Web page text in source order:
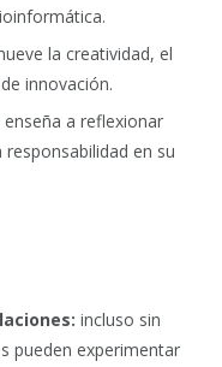
la creatividad, el
innovación.
enseña a reflexionar
en su
incluso sin
pueden experimentar